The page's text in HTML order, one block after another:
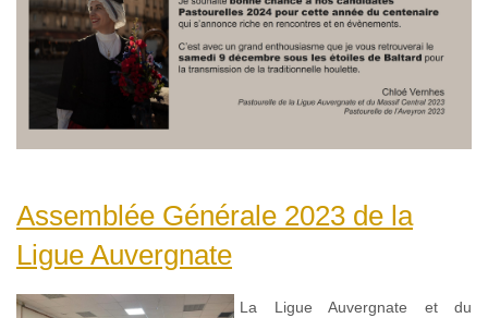
Assemblée Générale 2023 de la
Ligue Auvergnate
La Ligue Auvergnate et du